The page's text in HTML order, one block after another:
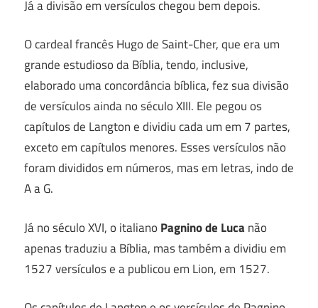
Já a divisão em versículos chegou bem depois.
O cardeal francês Hugo de Saint-Cher, que era um
grande estudioso da Bíblia, tendo, inclusive,
elaborado uma concordância bíblica, fez sua divisão
de versículos ainda no século XIII. Ele pegou os
capítulos de Langton e dividiu cada um em 7 partes,
exceto em capítulos menores. Esses versículos não
foram divididos em números, mas em letras, indo de
A a G.
Já no século XVI, o italiano Pagnino de Luca não
apenas traduziu a Bíblia, mas também a dividiu em
1527 versículos e a publicou em Lion, em 1527.